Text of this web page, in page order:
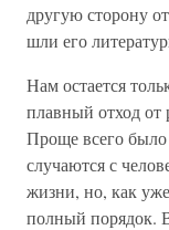
другую сторону
шли его
Нам остается
плавный отход от
Проще всего было
случаются с
жизни, но, как
полный порядок.